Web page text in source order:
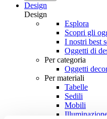
Design
Design
Esplora
Scopri gli
I nostri best
Oggetti di
Per categoria
Oggetti
Per materiali
Tabelle
Sedili
Mobili